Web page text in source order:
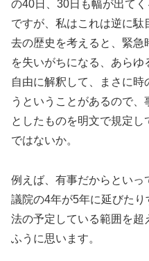
の40日、30日も幅が出て
ですが、私はこれは逆に駄
去の歴史を考えると、緊
を失いがちになる、あら
自由に解釈して、まさに時
うということがあるので
としたものを明文で規定し
ではないか。
例えば、有事だからとい
議院の4年が5年に延びた
法の予定している範囲を超
ふうに思います。